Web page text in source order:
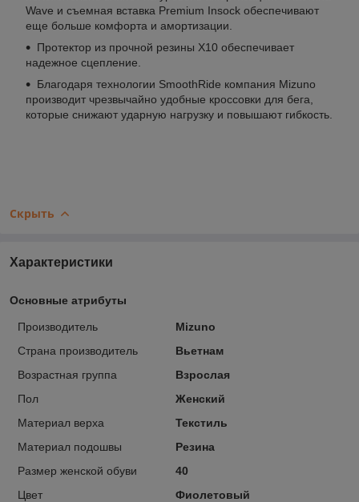
Wave и съемная вставка Premium Insock обеспечивают
еще больше комфорта и амортизации.
Протектор из прочной резины X10 обеспечивает
надежное сцепление.
Благодаря технологии SmoothRide компания Mizuno
производит чрезвычайно удобные кроссовки для бега,
которые снижают ударную нагрузку и повышают гибкость.
Скрыть
Характеристики
Основные атрибуты
Производитель
Mizuno
Страна производитель
Вьетнам
Возрастная группа
Взрослая
Пол
Женский
Материал верха
Текстиль
Материал подошвы
Резина
Размер женской обуви
40
Цвет
Фиолетовый